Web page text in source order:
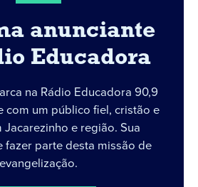
anunciante
Educadora
na Rádio Educadora 90,9
com um público fiel, cristão e
Jacarezinho e região. Sua
fazer parte desta missão de
evangelização.